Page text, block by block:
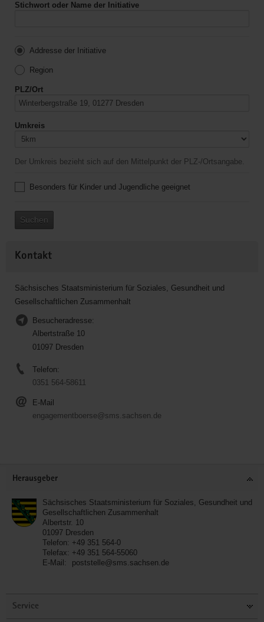
Stichwort oder Name der Initiative
Addresse der Initiative
Region
PLZ/Ort
Umkreis
Der Umkreis bezieht sich auf den Mittelpunkt der PLZ-/Ortsangabe.
Besonders für Kinder und Jugendliche geeignet
Suchen
Kontakt
Sächsisches Staatsministerium für Soziales, Gesundheit und
Gesellschaftlichen Zusammenhalt
Besucheradresse:
Albertstraße 10
01097 Dresden
Telefon:
0351 564-58611
E-Mail
engagementboerse@sms.sachsen.de
Herausgeber
Sächsisches Staatsministerium für Soziales, Gesundheit und
Gesellschaftlichen Zusammenhalt
Albertstr. 10
01097 Dresden
Telefon: +49 351 564-0
Telefax: +49 351 564-55060
E-Mail:
poststelle@sms.sachsen.de
Service